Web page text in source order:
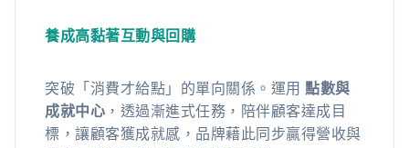
養成高黏著互動與回購
突破「消費才給點」的單向關係。運用 點數與
成就中心 ，透過漸進式任務，陪伴顧客達成目
標，讓顧客獲成就感，品牌藉此同步贏得營收與